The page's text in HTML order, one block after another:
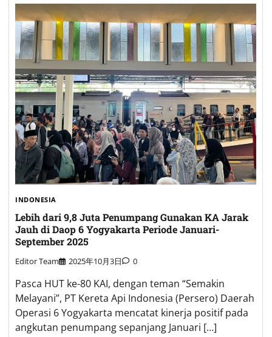
INDONESIA
Lebih dari 9,8 Juta Penumpang Gunakan KA Jarak
Jauh di Daop 6 Yogyakarta Periode Januari-
September 2025
Editor Team 2025年10月3日 0
Pasca HUT ke-80 KAI, dengan teman “Semakin
Melayani”, PT Kereta Api Indonesia (Persero) Daerah
Operasi 6 Yogyakarta mencatat kinerja positif pada
angkutan penumpang sepanjang Januari […]